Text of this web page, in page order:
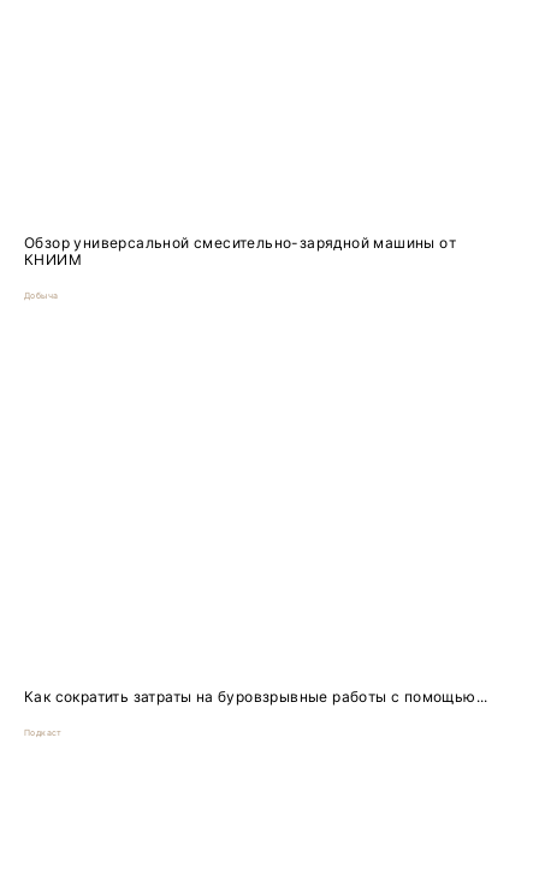
Обзор универсальной смесительно-зарядной машины от
КНИИМ
Добыча
Как сократить затраты на буровзрывные работы с помощью...
Подкаст